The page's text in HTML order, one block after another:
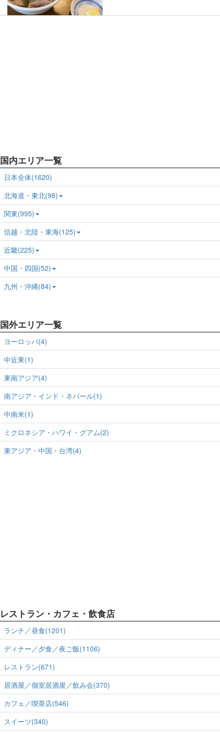
国内エリア一覧
日本全体(1620)
北海道・東北(98)
関東(995)
信越・北陸・東海(125)
近畿(225)
中国・四国(52)
九州・沖縄(84)
国外エリア一覧
ヨーロッパ(4)
中近東(1)
東南アジア(4)
南アジア・インド・ネパール(1)
中南米(1)
ミクロネシア・ハワイ・グアム(2)
東アジア・中国・台湾(4)
レストラン・カフェ・飲食店
ランチ／昼食(1201)
ディナー／夕食／夜ご飯(1106)
レストラン(671)
居酒屋／個室居酒屋／飲み会(370)
カフェ／喫茶店(546)
スイーツ(340)